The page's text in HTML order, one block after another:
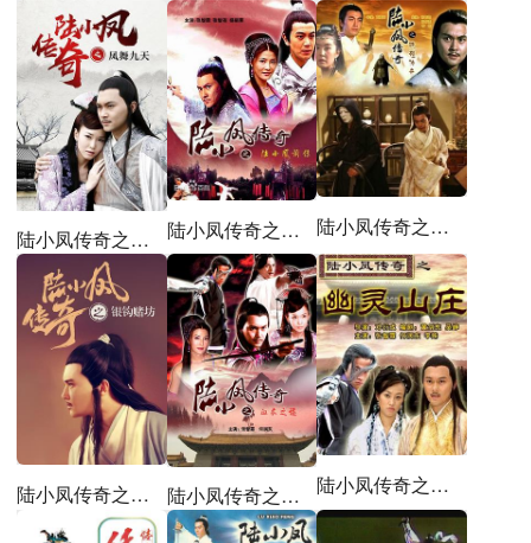
陆小凤传奇之凤舞九天 陆小凤传奇之陆小凤前传 陆小凤传奇之铁鞋传奇
陆小凤传奇之银钩赌坊 陆小凤传奇之血衣之谜 陆小凤传奇之幽灵山庄